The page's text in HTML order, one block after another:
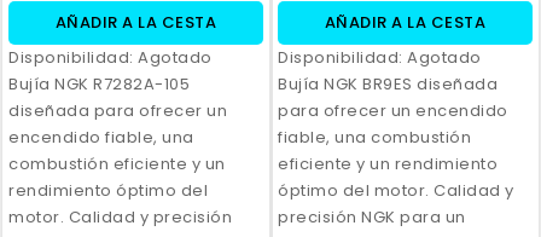
AÑADIR A LA CESTA
Disponibilidad: Agotado
Bujía NGK R7282A-105
diseñada para ofrecer un
encendido fiable, una
combustión eficiente y un
rendimiento óptimo del
motor. Calidad y precisión
AÑADIR A LA CESTA
Disponibilidad: Agotado
Bujía NGK BR9ES diseñada
para ofrecer un encendido
fiable, una combustión
eficiente y un rendimiento
óptimo del motor. Calidad y
precisión NGK para un